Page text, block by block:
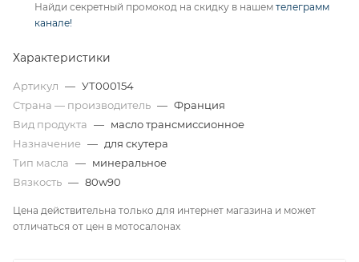
Найди секретный промокод на скидку в нашем телеграмм
канале!
Характеристики
Артикул — УТ000154
Страна — производитель — Франция
Вид продукта — масло трансмиссионное
Назначение — для скутера
Тип масла — минеральное
Вязкость — 80w90
Цена действительна только для интернет магазина и может
отличаться от цен в мотосалонах